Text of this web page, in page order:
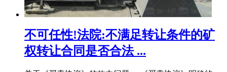
不可任性!法院:不满足转让条件的矿
权转让合同是否合法 ...